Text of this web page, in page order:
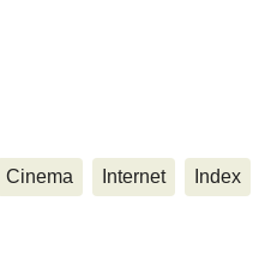
Cinema Internet Index